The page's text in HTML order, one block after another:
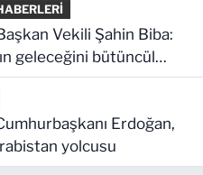
geleceğini bütüncül
planlıyoruz
yolcusu